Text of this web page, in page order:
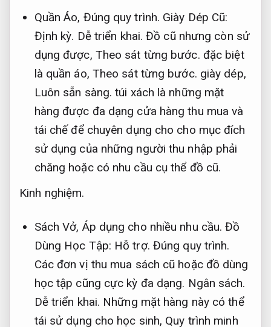
Quần Áo, Đúng quy trình. Giày Dép Cũ:
Định kỳ. Dễ triển khai. Đồ cũ nhưng còn sử
dụng được, Theo sát từng bước. đặc biệt
là quần áo, Theo sát từng bước. giày dép,
Luôn sẵn sàng. túi xách là những mặt
hàng được đa dạng cửa hàng thu mua và
tái chế để chuyên dụng cho cho mục đích
sử dụng của những người thu nhập phải
chăng hoặc có nhu cầu cụ thể đồ cũ.
Kinh nghiệm.
Sách Vở, Áp dụng cho nhiều nhu cầu. Đồ
Dùng Học Tập: Hỗ trợ. Đúng quy trình.
Các đơn vị thu mua sách cũ hoặc đồ dùng
học tập cũng cực kỳ đa dạng. Ngân sách.
Dễ triển khai. Những mặt hàng này có thể
tái sử dụng cho học sinh, Quy trình minh